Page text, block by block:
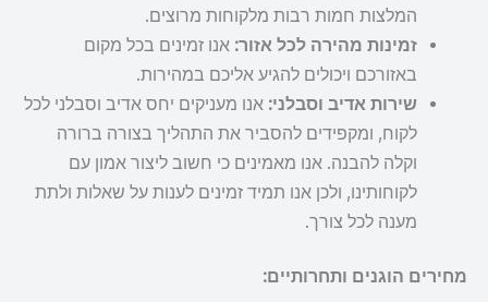
המלצות חמות רבות מלקוחות מרוצים.
זמינות מהירה לכל אזור: אנו זמינים בכל מקום
באזורכם ויכולים להגיע אליכם במהירות.
שירות אדיב וסבלני: אנו מעניקים יחס אדיב וסבלני לכל
לקוח, ומקפידים להסביר את התהליך בצורה ברורה
וקלה להבנה. אנו מאמינים כי חשוב ליצור אמון עם
לקוחותינו, ולכן אנו תמיד זמינים לענות על שאלות ולתת
מענה לכל צורך.
מחירים הוגנים ותחרותיים: